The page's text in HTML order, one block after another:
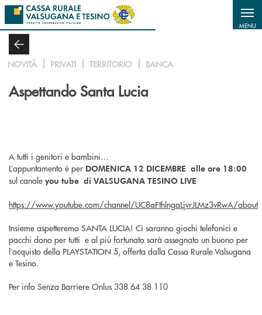
Salta al contenuto principale
MENU
NOVITÀ PRIVATI TERRITORIO BANCA
Aspettando Santa Lucia
A tutti i genitori e bambini…
L’appuntamento è per DOMENICA 12 DICEMBRE alle ore 18:00
sul canale you tube di VALSUGANA TESINO LIVE
https://www.youtube.com/channel/UC8aFthlngaLjvrJLMz3vRwA/about
Insieme aspetteremo SANTA LUCIA! Ci saranno giochi telefonici e
pacchi dono per tutti e al più fortunato sarà assegnato un buono per
l’acquisto della PLAYSTATION 5, offerta dalla Cassa Rurale Valsugana
e Tesino.
Per info Senza Barriere Onlus 338 64 38 110